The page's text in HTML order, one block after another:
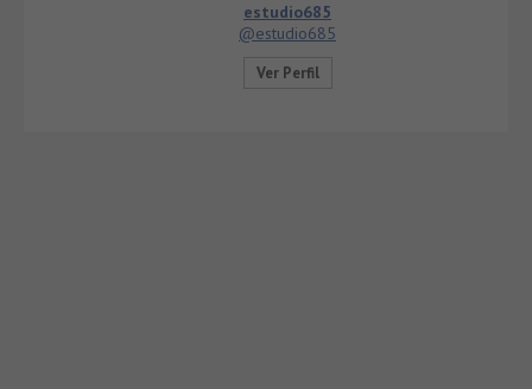
estudio685
@estudio685
Ver Perfil